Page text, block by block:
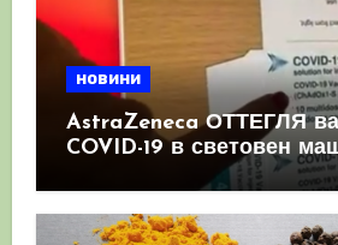
новини
AstraZeneca ОТТЕГЛЯ
COVID-19 в световен
като призна, че те
КРЪВНИ съсиреци